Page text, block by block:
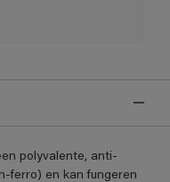
polyvalente, anti-
ferro) en kan fungeren